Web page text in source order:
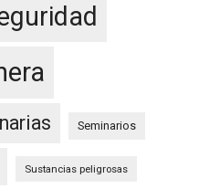
Seminarios
Sustancias peligrosas